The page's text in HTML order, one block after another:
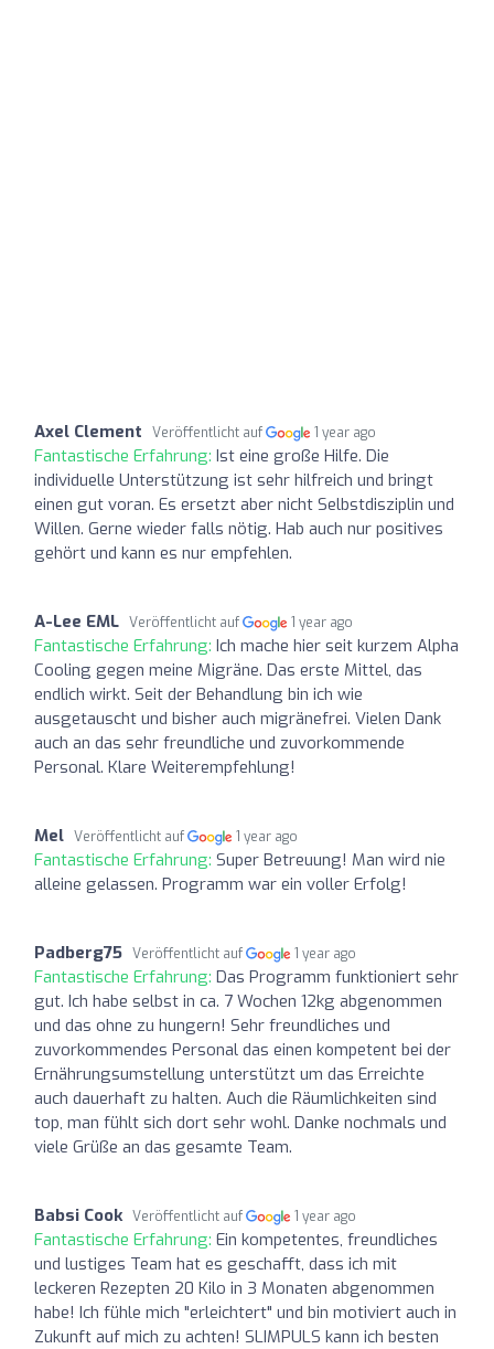
Axel Clement Veröffentlicht auf 1 year ago
Fantastische Erfahrung: Ist eine große Hilfe. Die
individuelle Unterstützung ist sehr hilfreich und bringt
einen gut voran. Es ersetzt aber nicht Selbstdisziplin und
Willen. Gerne wieder falls nötig. Hab auch nur positives
gehört und kann es nur empfehlen.
A-Lee EML Veröffentlicht auf 1 year ago
Fantastische Erfahrung: Ich mache hier seit kurzem Alpha
Cooling gegen meine Migräne. Das erste Mittel, das
endlich wirkt. Seit der Behandlung bin ich wie
ausgetauscht und bisher auch migränefrei. Vielen Dank
auch an das sehr freundliche und zuvorkommende
Personal. Klare Weiterempfehlung!
Mel Veröffentlicht auf 1 year ago
Fantastische Erfahrung: Super Betreuung! Man wird nie
alleine gelassen. Programm war ein voller Erfolg!
Padberg75 Veröffentlicht auf 1 year ago
Fantastische Erfahrung: Das Programm funktioniert sehr
gut. Ich habe selbst in ca. 7 Wochen 12kg abgenommen
und das ohne zu hungern! Sehr freundliches und
zuvorkommendes Personal das einen kompetent bei der
Ernährungsumstellung unterstützt um das Erreichte
auch dauerhaft zu halten. Auch die Räumlichkeiten sind
top, man fühlt sich dort sehr wohl. Danke nochmals und
viele Grüße an das gesamte Team.
Babsi Cook Veröffentlicht auf 1 year ago
Fantastische Erfahrung: Ein kompetentes, freundliches
und lustiges Team hat es geschafft, dass ich mit
leckeren Rezepten 20 Kilo in 3 Monaten abgenommen
habe! Ich fühle mich "erleichtert" und bin motiviert auch in
Zukunft auf mich zu achten! SLIMPULS kann ich besten